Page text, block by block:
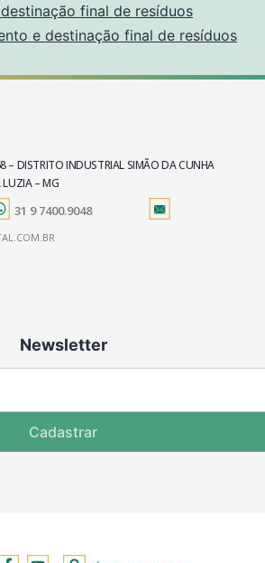
final de resíduos
e destinação final de resíduos
– DISTRITO INDUSTRIAL SIMÃO DA CUNHA
– MG
31 9 7400.9048
Newsletter
Cadastrar